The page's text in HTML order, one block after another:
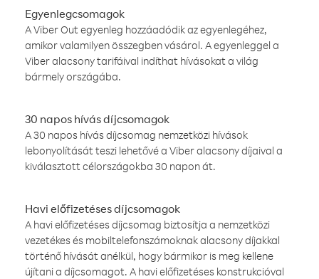
Egyenlegcsomagok
A Viber Out egyenleg hozzáadódik az egyenlegéhez,
amikor valamilyen összegben vásárol. A egyenleggel a
Viber alacsony tarifáival indíthat hívásokat a világ
bármely országába.
30 napos hívás díjcsomagok
A 30 napos hívás díjcsomag nemzetközi hívások
lebonyolítását teszi lehetővé a Viber alacsony díjaival a
kiválasztott célországokba 30 napon át.
Havi előfizetéses díjcsomagok
A havi előfizetéses díjcsomag biztosítja a nemzetközi
vezetékes és mobiltelefonszámoknak alacsony díjakkal
történő hívását anélkül, hogy bármikor is meg kellene
újítani a díjcsomagot. A havi előfizetéses konstrukcióval